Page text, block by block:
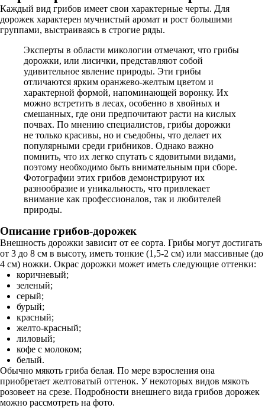
Каждый вид грибов имеет свои характерные черты. Для
дорожек характерен мучнистый аромат и рост большими
группами, выстраиваясь в строгие ряды.
Эксперты в области микологии отмечают, что грибы
дорожки, или лисички, представляют собой
удивительное явление природы. Эти грибы
отличаются ярким оранжево-желтым цветом и
характерной формой, напоминающей воронку. Их
можно встретить в лесах, особенно в хвойных и
смешанных, где они предпочитают расти на кислых
почвах. По мнению специалистов, грибы дорожки
не только красивы, но и съедобны, что делает их
популярными среди грибников. Однако важно
помнить, что их легко спутать с ядовитыми видами,
поэтому необходимо быть внимательным при сборе.
Фотографии этих грибов демонстрируют их
разнообразие и уникальность, что привлекает
внимание как профессионалов, так и любителей
природы.
Описание грибов-дорожек
Внешность дорожки зависит от ее сорта. Грибы могут достигать
от 3 до 8 см в высоту, иметь тонкие (1,5-2 см) или массивные (до
4 см) ножки. Окрас дорожки может иметь следующие оттенки:
коричневый;
зеленый;
серый;
бурый;
красный;
желто-красный;
лиловый;
кофе с молоком;
белый.
Обычно мякоть гриба белая. По мере взросления она
приобретает желтоватый оттенок. У некоторых видов мякоть
розовеет на срезе. Подробности внешнего вида грибов дорожек
можно рассмотреть на фото.